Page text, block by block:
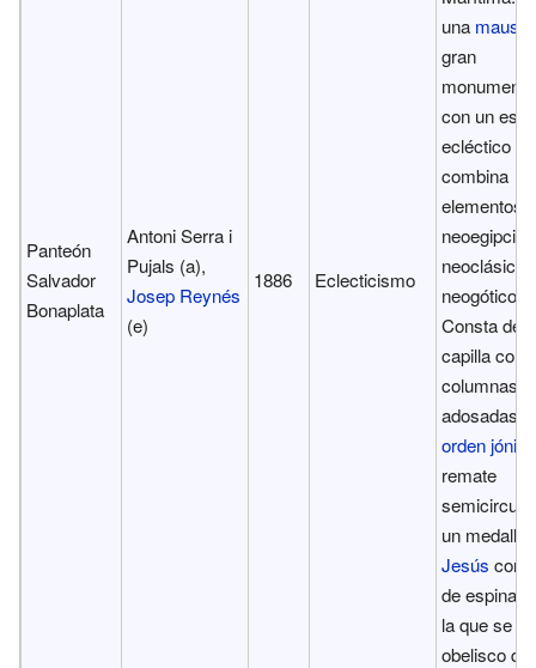
Panteón
Salvador
Bonaplata
Antoni Serra i
Pujals (a),
Josep Reynés
(e)
1886 Eclecticismo
una
gran
con un
ecléctico
combina
elementos
neogóticos.
Consta de
capilla con
columnas
adosadas
orden jónico
remate
un
Jesús
de
la que se
obelisco